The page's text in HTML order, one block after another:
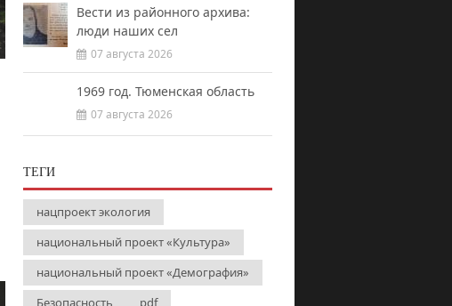
Вести из районного архива:
люди наших сел
07 августа 2026
1969 год. Тюменская область
07 августа 2026
ТЕГИ
нацпроект экология
национальный проект «Культура»
национальный проект «Демография»
Безопасность
pdf